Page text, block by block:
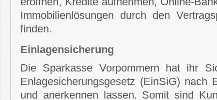
Immobilienlösungen durch den
finden.
Einlagensicherung
Die Sparkasse Vorpommern hat ihr
Enlagesicherungsgesetz (EinSiG) nach
und anerkennen lassen. Somit sind